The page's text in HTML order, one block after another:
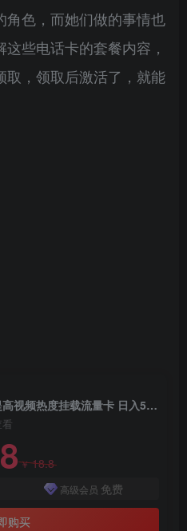
色，而她们做的事情也
些电话卡的套餐内容，
取，领取后激活了，就能
长期蓝海项目，黑科技快速提高视频热度挂载流量卡 日入500+【附渠道+工具】
￥18.8
高级会员 免费
购买